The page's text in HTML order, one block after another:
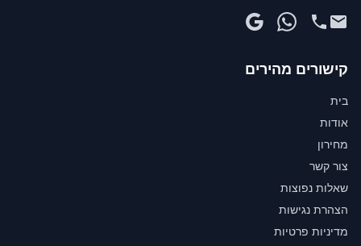
קישורים מהירים
בית
אודות
מחירון
צור קשר
שאלות נפוצות
הצהרת נגישות
מדיניות פרטיות